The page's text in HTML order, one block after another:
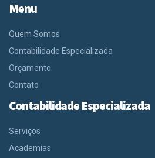
Menu
Quem Somos
Contabilidade Especializada
Orçamento
Contato
Contabilidade Especializada
Serviços
Academias